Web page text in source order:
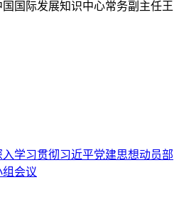
国际发展知识中心常务副主任王
学习贯彻习近平党建思想动员部
会议